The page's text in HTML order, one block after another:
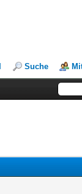
Suche